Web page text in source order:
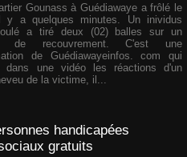
Gounass à Guédiawaye a frôlé le
y a quelques minutes. Un inividus
a tiré deux (02) balles sur un
de recouvrement. C'est une
de Guédiawayeinfos. com qui
dans une vidéo les réactions d'un
de la victime, il...
handicapées
gratuits